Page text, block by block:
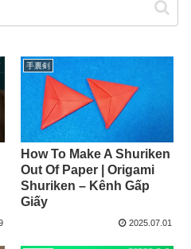
手裏剣
How To Make A Shuriken
Out Of Paper | Origami
Shuriken – Kênh Gấp
Giấy
2025.07.01